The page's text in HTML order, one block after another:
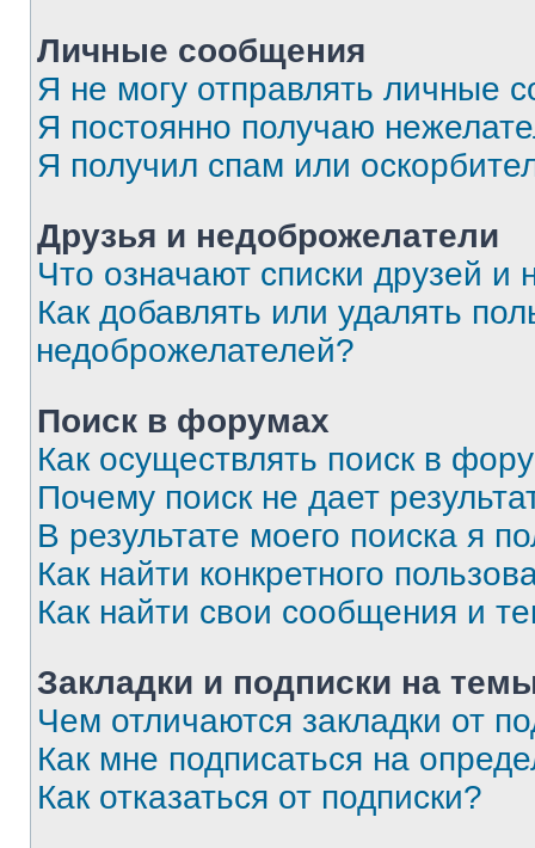
Личные сообщения
Я не могу отправлять личные
Я постоянно получаю
Я получил спам или
Друзья и недоброжелатели
Что означают списки друзей и
Как добавлять или удалять
недоброжелателей?
Поиск в форумах
Как осуществлять поиск в
Почему поиск не дает
В результате моего поиска я
Как найти конкретного
Как найти свои сообщения и
Закладки и подписки на
Чем отличаются закладки от
Как мне подписаться на
Как отказаться от подписки?